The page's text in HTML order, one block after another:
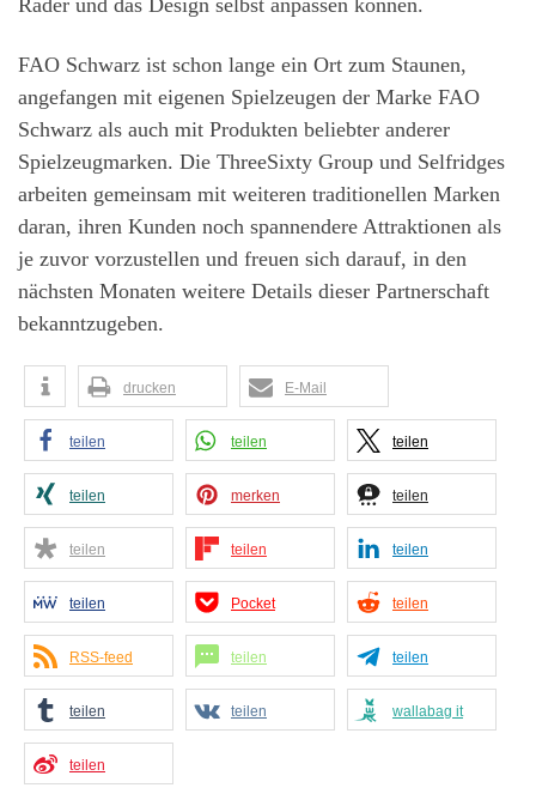
Räder und das Design selbst anpassen können.
FAO Schwarz ist schon lange ein Ort zum Staunen,
angefangen mit eigenen Spielzeugen der Marke FAO
Schwarz als auch mit Produkten beliebter anderer
Spielzeugmarken. Die ThreeSixty Group und Selfridges
arbeiten gemeinsam mit weiteren traditionellen Marken
daran, ihren Kunden noch spannendere Attraktionen als
je zuvor vorzustellen und freuen sich darauf, in den
nächsten Monaten weitere Details dieser Partnerschaft
bekanntzugeben.
drucken E-Mail
teilen teilen teilen
teilen merken teilen
teilen teilen teilen
teilen Pocket teilen
RSS-feed teilen teilen
teilen teilen wallabag it
teilen